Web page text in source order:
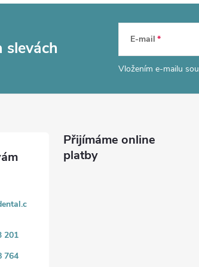
slevách E-mail
Vložením e-mailu
201
764
Přijímáme online
platby